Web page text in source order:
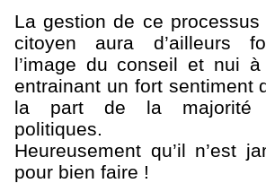
La gestion de ce processus
citoyen aura d’ailleurs
l’image du conseil et nui
entrainant un fort sentiment
la part de la majorité
politiques.
Heureusement qu’il n’est
pour bien faire !